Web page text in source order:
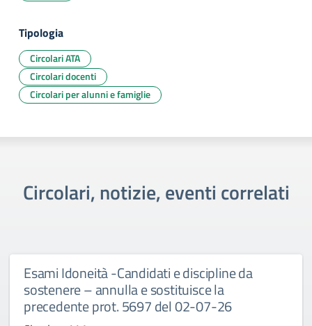
Tipologia
Circolari ATA
Circolari docenti
Circolari per alunni e famiglie
Circolari, notizie, eventi correlati
Esami Idoneità -Candidati e discipline da
sostenere – annulla e sostituisce la
precedente prot. 5697 del 02-07-26